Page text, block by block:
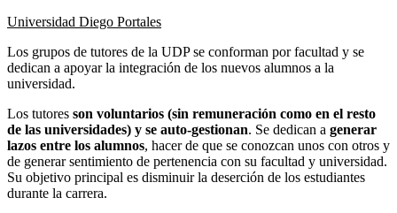
Universidad Diego Portales
Los grupos de tutores de la UDP se conforman por facultad y se
dedican a apoyar la integración de los nuevos alumnos a la
universidad.
Los tutores son voluntarios (sin remuneración como en el resto
de las universidades) y se auto-gestionan. Se dedican a generar
lazos entre los alumnos, hacer de que se conozcan unos con otros y
de generar sentimiento de pertenencia con su facultad y universidad.
Su objetivo principal es disminuir la deserción de los estudiantes
durante la carrera.